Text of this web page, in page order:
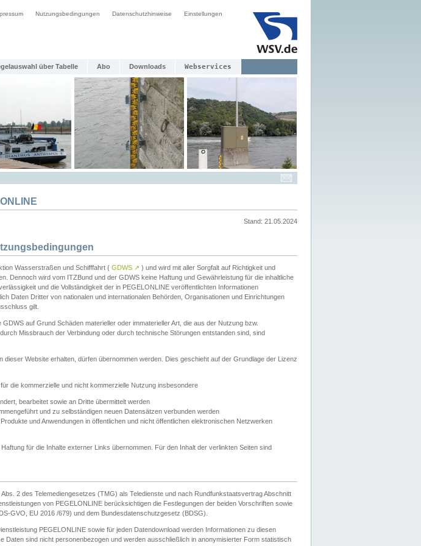
Nutzungsbedingungen Datenschutzhinweise Einstellungen
über Tabelle Abo Downloads Webservices
Stand: 21.05.2024
Wasserstraßen und Schifffahrt ( GDWS ↗ ) und wird mit aller Sorgfalt auf Richtigkeit und
Dennoch wird vom ITZBund und der GDWS keine Haftung und Gewährleistung für die inhaltliche
und die Vollständigkeit der in PEGELONLINE veröffentlichten Informationen
Daten Dritter von nationalen und internationalen Behörden, Organisationen und Einrichtungen
gilt.
auf Grund Schäden materieller oder immaterieller Art, die aus der Nutzung bzw.
Missbrauch der Verbindung oder durch technische Störungen entstanden sind, sind
dieser Website erhalten, dürfen übernommen werden. Dies geschieht auf der Grundlage der Lizenz
die kommerzielle und nicht kommerzielle Nutzung insbesondere
bearbeitet sowie an Dritte übermittelt werden
und zu selbständigen neuen Datensätzen verbunden werden
und Anwendungen in öffentlichen und nicht öffentlichen elektronischen Netzwerken
für die Inhalte externer Links übernommen. Für den Inhalt der verlinkten Seiten sind
2 des Telemediengesetzes (TMG) als Teledienste und nach Rundfunkstaatsvertrag Abschnitt
von PEGELONLINE berücksichtigen die Festlegungen der beiden Vorschriften sowie
GVO, EU 2016 /679) und dem Bundesdatenschutzgesetz (BDSG).
PEGELONLINE sowie für jeden Datendownload werden Informationen zu diesen
Daten sind nicht personenbezogen und werden ausschließlich in anonymisierter Form statistisch